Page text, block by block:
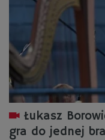
Łukasz
gra do jednej